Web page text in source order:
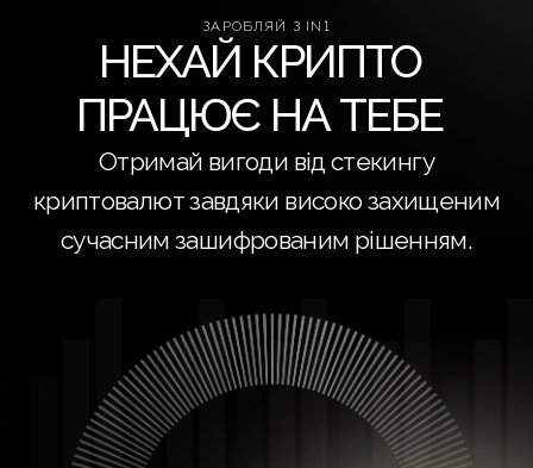
ЗАРОБЛЯЙ З IN1
НЕХАЙ КРИПТО
ПРАЦЮЄ НА ТЕБЕ
Отримай вигоди від стекингу
криптовалют завдяки високо захищеним
сучасним зашифрованим рішенням.